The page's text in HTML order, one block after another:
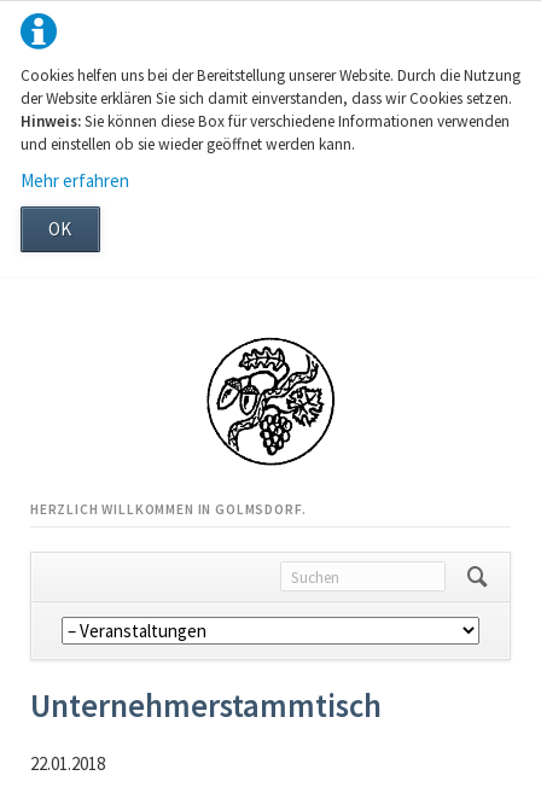
Cookies helfen uns bei der Bereitstellung unserer Website. Durch die Nutzung
der Website erklären Sie sich damit einverstanden, dass wir Cookies setzen.
Hinweis:Sie können diese Box für verschiedene Informationen verwenden
und einstellen ob sie wieder geöffnet werden kann.
Mehr erfahren
OK
HERZLICH WILLKOMMEN IN GOLMSDORF.
Navigation
überspringen
Unternehmerstammtisch
22.01.2018